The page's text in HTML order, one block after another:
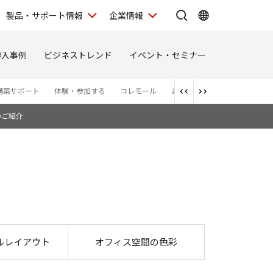
製品・サポート情報 企業情報
事例 ビジネストレンド イベント・セミナー
築サポート 体験・参加する コレモール お問い合わせ
紹介
レイアウト オフィス空間の色彩